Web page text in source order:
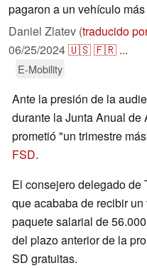
pagaron a un vehículo
Daniel Zlatev (traducido
06/25/2024🇺🇸🇫🇷 ...
E-Mobility
Ante la presión de la
durante la Junta Anual
prometió "un trimestre
FSD.
El consejero delegado de
que acababa de recibir
paquete salarial de
del plazo anterior de la
SD gratuitas.